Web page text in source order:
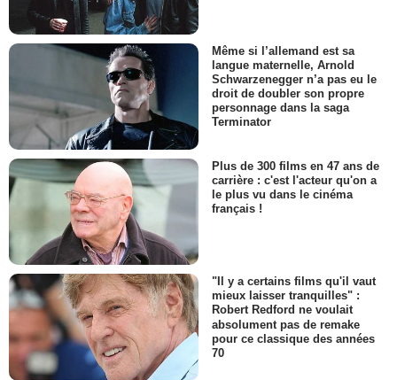
Même si l’allemand est sa
langue maternelle, Arnold
Schwarzenegger n’a pas eu le
droit de doubler son propre
personnage dans la saga
Terminator
Plus de 300 films en 47 ans de
carrière : c'est l'acteur qu'on a
le plus vu dans le cinéma
français !
"Il y a certains films qu'il vaut
mieux laisser tranquilles" :
Robert Redford ne voulait
absolument pas de remake
pour ce classique des années
70